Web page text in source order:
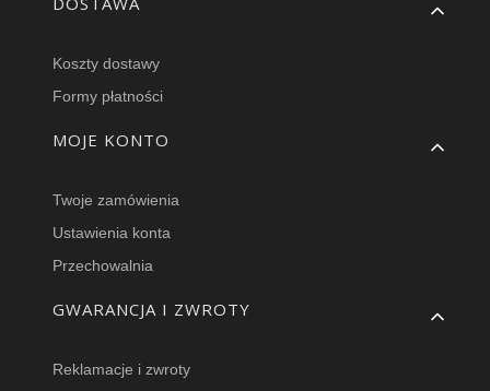
Koszty dostawy
Formy płatności
MOJE KONTO
Twoje zamówienia
Ustawienia konta
Przechowalnia
GWARANCJA I ZWROTY
Reklamacje i zwroty